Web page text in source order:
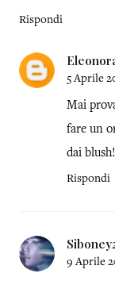
Rispondi
5 Aprile
Mai
fare un
dai blush!
Rispondi
9 Aprile